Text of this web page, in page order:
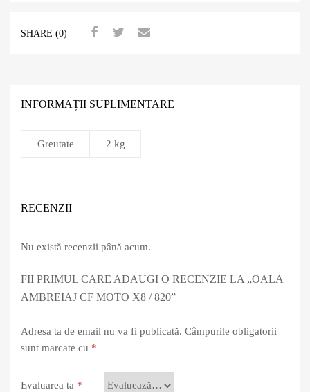
SHARE (0)
INFORMAȚII SUPLIMENTARE
Greutate 2 kg
RECENZII
Nu există recenzii până acum.
FII PRIMUL CARE ADAUGI O RECENZIE LA „OALA
AMBREIAJ CF MOTO X8 / 820”
Adresa ta de email nu va fi publicată. Câmpurile obligatorii
sunt marcate cu *
Evaluarea ta *